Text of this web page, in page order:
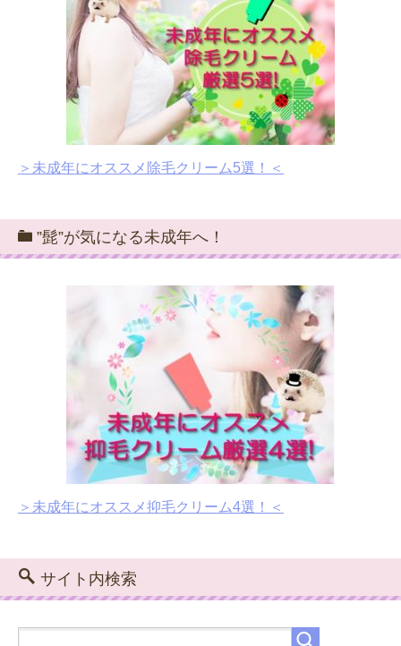
＞未成年にオススメ除毛クリーム5選！＜
”髭”が気になる未成年へ！
＞未成年にオススメ抑毛クリーム4選！＜
サイト内検索